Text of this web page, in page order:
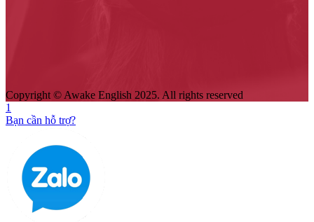
Copyright © Awake English 2025. All rights reserved
1
Bạn cần hỗ trợ?